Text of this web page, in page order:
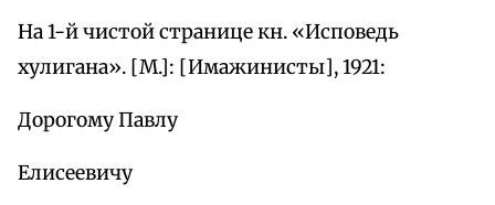
На 1-й чистой странице кн. «Исповедь
хулигана». [М.]: [Имажинисты], 1921:
Дорогому Павлу
Елисеевичу